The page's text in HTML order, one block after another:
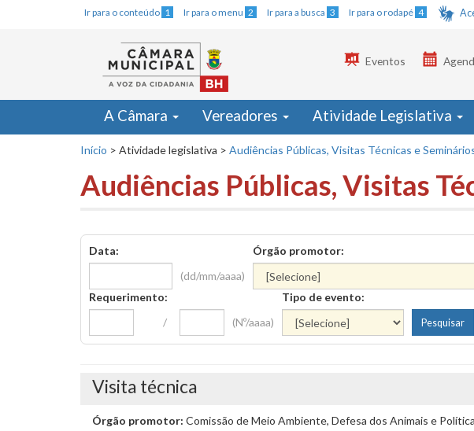
Ir para o conteúdo 1 Ir para o menu 2 Ir para a busca 3 Ir para o rodapé 4
Eventos
A Câmara Vereadores Atividade Legislativa
Início > Atividade legislativa > Audiências Públicas, Visitas Técnicas e
Audiências Públicas, Visitas
Data:
(dd/mm/aaaa)
Órgão promotor:
Requerimento:
/
(Nº/aaaa)
Tipo de evento:
Visita técnica
Órgão promotor: Comissão de Meio Ambiente, Defesa dos Animais e